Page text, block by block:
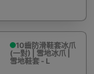
10齒防滑鞋套冰爪
(一對) | 雪地冰爪 |
雪地鞋套 - L